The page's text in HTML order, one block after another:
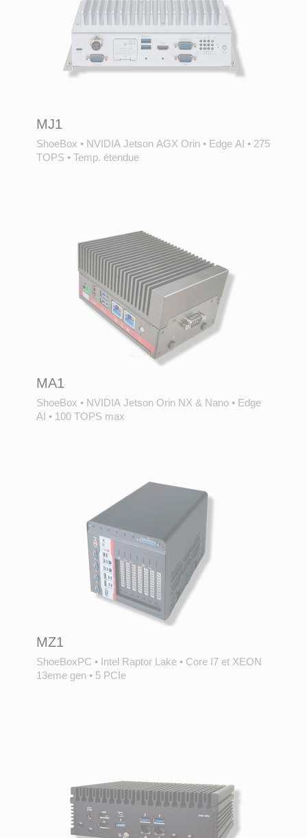
MJ1
ShoeBox • NVIDIA Jetson AGX Orin • Edge AI •
TOPS • Temp. étendue
MA1
ShoeBox • NVIDIA Jetson Orin NX & Nano •
AI • 100 TOPS max
MZ1
ShoeBoxPC • Intel Raptor Lake •
13eme gen • 5 PCIe